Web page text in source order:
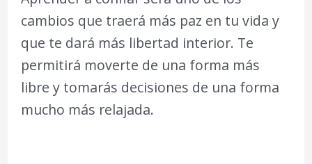
cambios que traerá más paz en tu vida y
que te dará más libertad interior. Te
permitirá moverte de una forma más
libre y tomarás decisiones de una forma
mucho más relajada.